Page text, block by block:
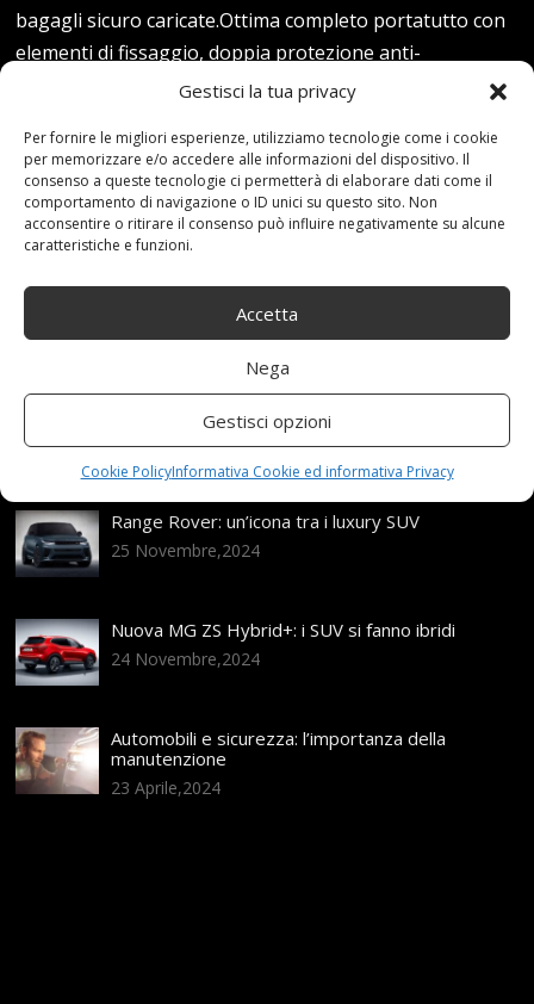
Gestisci la tua privacy
Per fornire le migliori esperienze, utilizziamo tecnologie come i cookie
per memorizzare e/o accedere alle informazioni del dispositivo. Il
consenso a queste tecnologie ci permetterà di elaborare dati come il
comportamento di navigazione o ID unici su questo sito. Non
acconsentire o ritirare il consenso può influire negativamente su alcune
caratteristiche e funzioni.
Accetta
Nega
Gestisci opzioni
Cookie PolicyInformativa Cookie ed informativa Privacy
bagagli sicuro caricate.Ottima completo portatutto con
elementi di fissaggio, doppia protezione anti-
corrosione Prezzo: [price_with_discount](alla data del
Read more...
Assicurazione auto e sostituzione lunotto: le cose
da sapere
21 Aprile,2026
Range Rover: un’icona tra i luxury SUV
25 Novembre,2024
Nuova MG ZS Hybrid+: i SUV si fanno ibridi
24 Novembre,2024
Automobili e sicurezza: l’importanza della
manutenzione
23 Aprile,2024